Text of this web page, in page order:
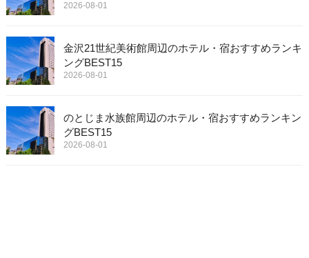
2026-08-01
金沢21世紀美術館周辺のホテル・宿おすすめランキ
ングBEST15
2026-08-01
のとじま水族館周辺のホテル・宿おすすめランキン
グBEST15
2026-08-01